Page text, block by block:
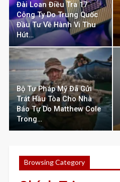
Đài Loan Điều Tra 17
Công Ty Do Trung Quốc
Đầu Tư Về Hành Vi Thu
Hút…
Bộ Tư Pháp Mỹ Đã Gửi
Trát Hầu Tòa Cho Nhà
Báo Tự Do Matthew Cole
Trong…
Browsing Category